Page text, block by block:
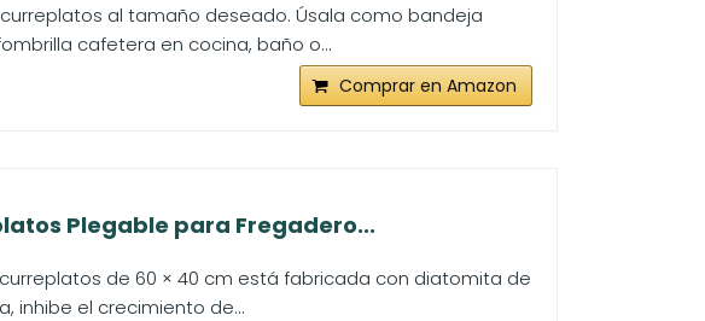
al tamaño deseado. Úsala como bandeja
cafetera en cocina, baño o...
Comprar en Amazon
Plegable para Fregadero...
de 60 × 40 cm está fabricada con diatomita de
inhibe el crecimiento de...